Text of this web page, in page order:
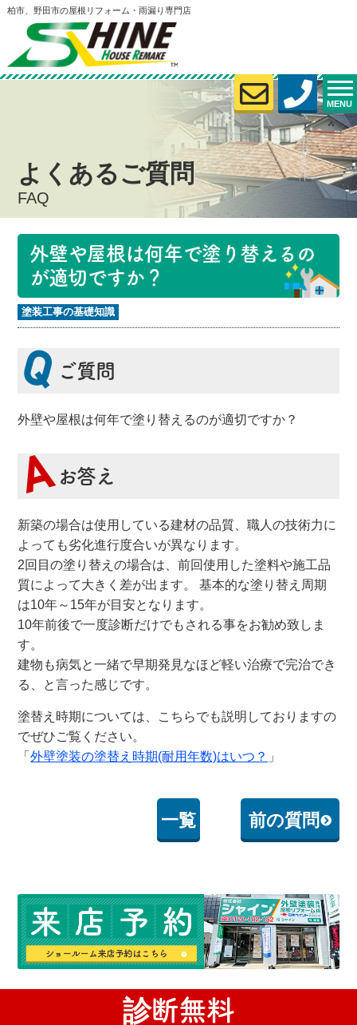
柏市、野田市の屋根リフォーム・雨漏り専門店
MENU
よくあるご質問
FAQ
外壁や屋根は何年で塗り替えるの
が適切ですか？
塗装工事の基礎知識
ご質問
外壁や屋根は何年で塗り替えるのが適切ですか？
お答え
新築の場合は使用している建材の品質、職人の技術力に
よっても劣化進行度合いが異なります。
2回目の塗り替えの場合は、前回使用した塗料や施工品
質によって大きく差が出ます。 基本的な塗り替え周期
は10年～15年が目安となります。
10年前後で一度診断だけでもされる事をお勧め致しま
す。
建物も病気と一緒で早期発見なほど軽い治療で完治でき
る、と言った感じです。
塗替え時期については、こちらでも説明しておりますの
でぜひご覧ください。
「外壁塗装の塗替え時期(耐用年数)はいつ？ 」
一覧 前の質問
診断無料